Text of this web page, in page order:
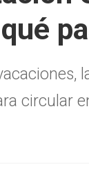
circular